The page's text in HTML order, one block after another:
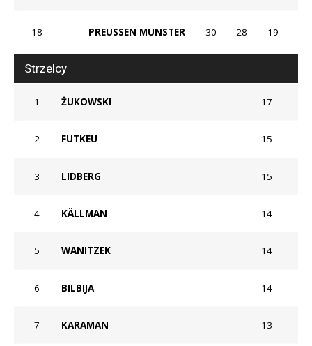
18 PREUSSEN MUNSTER 30 28 -19
Strzelcy
1 ŻUKOWSKI 17
2 FUTKEU 15
3 LIDBERG 15
4 KÄLLMAN 14
5 WANITZEK 14
6 BILBIJA 14
7 KARAMAN 13